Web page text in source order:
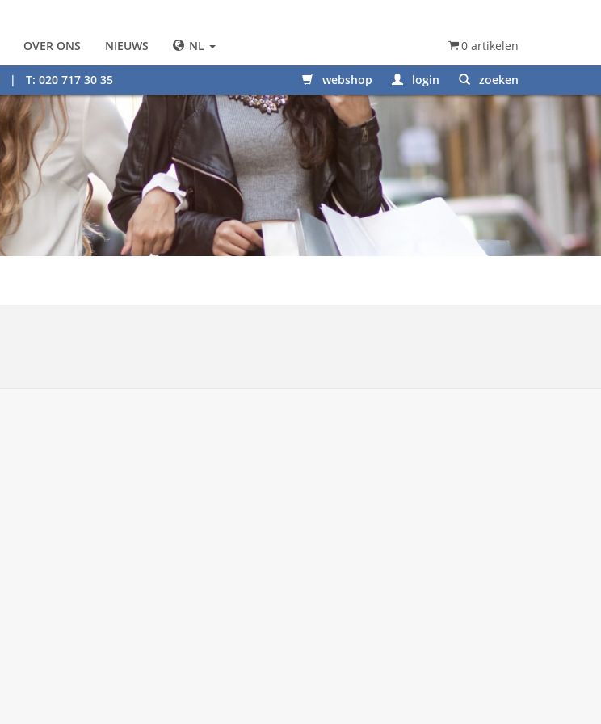
OVER ONS NIEUWS NL 0 artikelen
| T: 020 717 30 35 webshop login zoeken